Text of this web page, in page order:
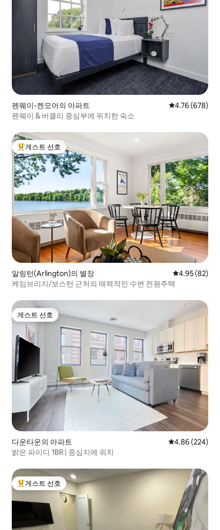
펜웨이-켄모어의 아파트 평점 4.76점(5
4.76 (678)
펜웨이 & 버클리 중심부에 위치한 숙소
상위 게스트 선호
게스트 선호
알링턴(Arlington)의 별장 평점 4.95점(5
4.95 (82)
케임브리지/보스턴 근처의 매력적인 수변 전원주택
게스트 선호
게스트 선호
다운타운의 아파트 평점 4.86점(5
4.86 (224)
밝은 파이디 1BR | 중심지에 위치
상위 게스트 선호
게스트 선호